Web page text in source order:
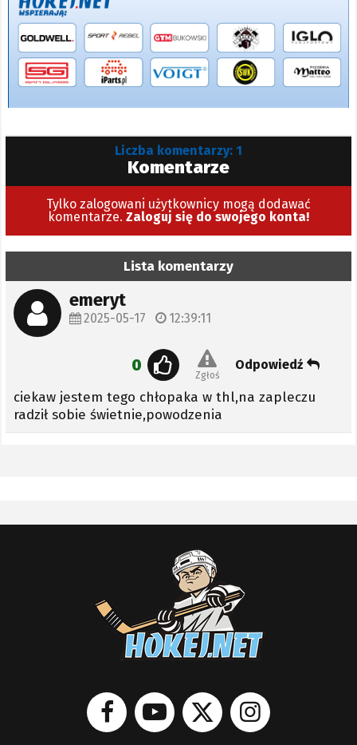
Liczba komentarzy: 1
Komentarze
Tylko zalogowani użytkownicy mogą dodawać
komentarze. Zaloguj się do swojego konta!
Lista komentarzy
emeryt
2025-05-17 12:39:11
0
Zgłoś
Odpowiedź
ciekaw jestem tego chłopaka w thl,na zapleczu
radził sobie świetnie,powodzenia